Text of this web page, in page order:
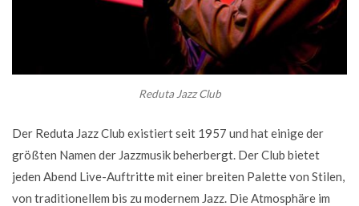
Reduta Jazz Club
Der Reduta Jazz Club existiert seit 1957 und hat einige der
größten Namen der Jazzmusik beherbergt. Der Club bietet
jeden Abend Live-Auftritte mit einer breiten Palette von Stilen,
von traditionellem bis zu modernem Jazz. Die Atmosphäre im